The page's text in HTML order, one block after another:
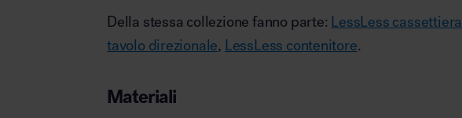
Della stessa collezione fanno parte: LessLess cassettiera
tavolo direzionale, LessLess contenitore.
Materiali